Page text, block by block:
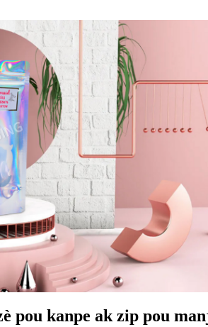
pou kanpe ak zip pou